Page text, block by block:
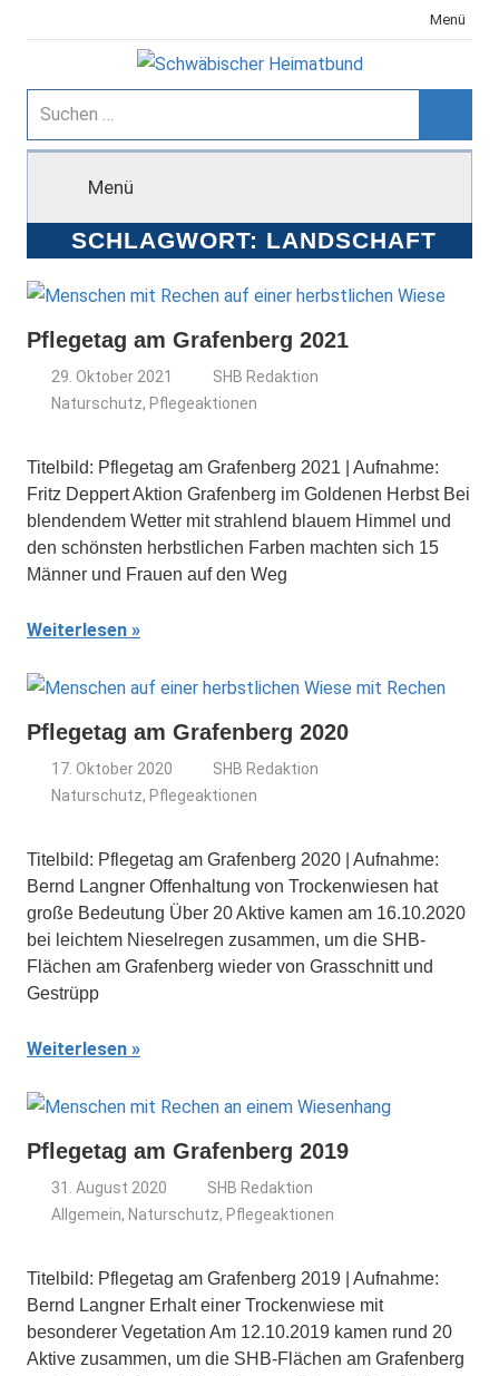
Inhalt
Menü
Schwäbischer
Heimatbund
Suchen
nach:
Menü
SCHLAGWORT: LANDSCHAFT
Pflegetag am Grafenberg 2021
29. Oktober 2021
SHB Redaktion
Naturschutz, Pflegeaktionen
Titelbild: Pflegetag am Grafenberg 2021 | Aufnahme:
Fritz Deppert Aktion Grafenberg im Goldenen Herbst Bei
blendendem Wetter mit strahlend blauem Himmel und
den schönsten herbstlichen Farben machten sich 15
Männer und Frauen auf den Weg
Weiterlesen
Pflegetag am Grafenberg 2020
17. Oktober 2020
SHB Redaktion
Naturschutz, Pflegeaktionen
Titelbild: Pflegetag am Grafenberg 2020 | Aufnahme:
Bernd Langner Offenhaltung von Trockenwiesen hat
große Bedeutung Über 20 Aktive kamen am 16.10.2020
bei leichtem Nieselregen zusammen, um die SHB-
Flächen am Grafenberg wieder von Grasschnitt und
Gestrüpp
Weiterlesen
Pflegetag am Grafenberg 2019
31. August 2020
SHB Redaktion
Allgemein, Naturschutz, Pflegeaktionen
Titelbild: Pflegetag am Grafenberg 2019 | Aufnahme:
Bernd Langner Erhalt einer Trockenwiese mit
besonderer Vegetation Am 12.10.2019 kamen rund 20
Aktive zusammen, um die SHB-Flächen am Grafenberg